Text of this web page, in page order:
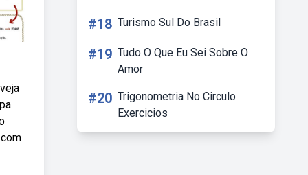
#18 Turismo Sul Do Brasil
#19 Tudo O Que Eu Sei Sobre O
Amor
#20 Trigonometria No Circulo
Exercicios